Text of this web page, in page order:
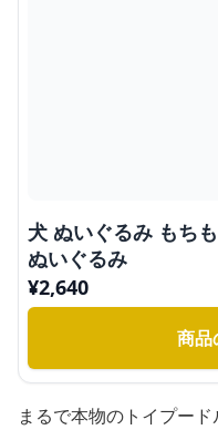
犬 ぬいぐるみ もち
ぬいぐるみ
¥2,640
商品
まるで本物のトイプー